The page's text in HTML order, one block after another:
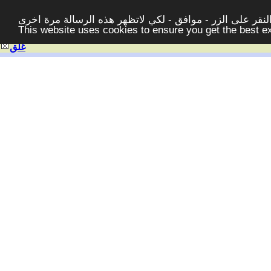
على الزر - موافق - لكي لاتظهر هذه الرسالة مرة اخرى -
This website uses cookies to ensure you get the best
غلق